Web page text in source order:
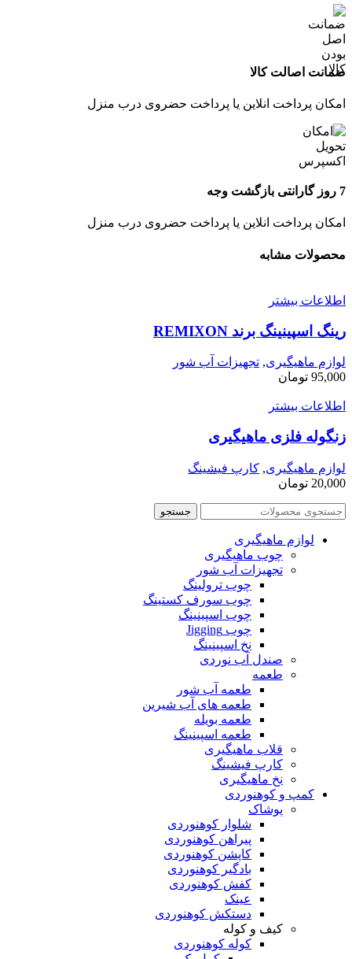
ضمانت اصالت کالا
امکان پرداخت انلاین یا پرداخت حضروی درب منزل
7 روز گارانتی بازگشت وجه
امکان پرداخت انلاین یا پرداخت حضروی درب منزل
محصولات مشابه
اطلاعات بیشتر
رینگ اسپینینگ برند REMIXON
لوازم ماهیگیری, تجهیزات آب شور
95,000 تومان
اطلاعات بیشتر
زنگوله فلزی ماهیگیری
لوازم ماهیگیری, کارپ فیشینگ
20,000 تومان
جستجو
لوازم ماهیگیری
چوب ماهیگیری
تجهیزات آب شور
چوب ترولینگ
چوب سورف کستینگ
چوب اسپینینگ
چوب Jigging
نخ اسپینینگ
صندل آب نوردی
طعمه
طعمه آب شور
طعمه های آب شیرین
طعمه بویله
طعمه اسپینینگ
قلاب ماهیگیری
کارپ فیشینگ
نخ ماهیگیری
کمپ و کوهنوردی
پوشاک
شلوار کوهنوردی
پیراهن کوهنوردی
کاپشن کوهنوردی
بادگیر کوهنوردی
کفش کوهنوردی
عینک
دستکش کوهنوردی
کیف و کوله
کوله کوهنوردی